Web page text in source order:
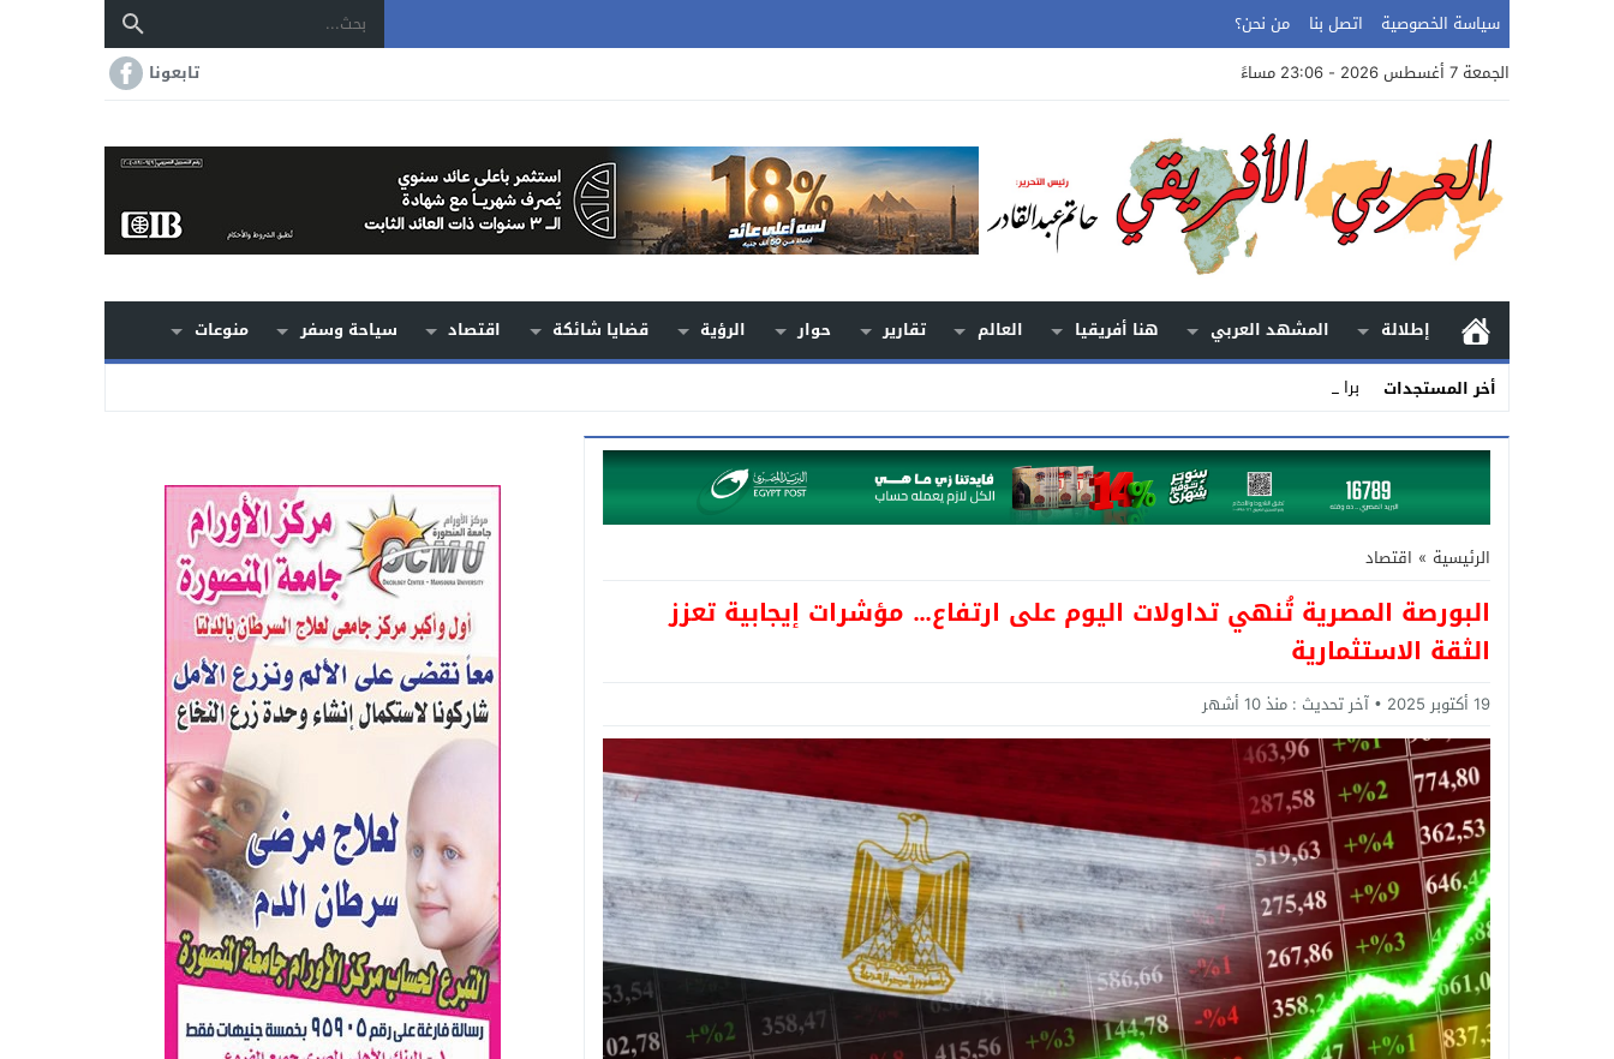
سياسة الخصوصية اتصل بنا
من نحن؟
الجمعة 7 أغسطس 2026 - 23:06 مساءً
تابعونا
إطلالة المشهد العربي هنا أفريقيا العالم تقارير حوار الرؤية قضايا شائكة اقتصاد سياحة وسفر
منوعات
أخر المستجدات
براميل المرف_
Stop
Previous
Next
الرئيسية » اقتصاد
البورصة المصرية تُنهي تداولات اليوم على ارتفاع… مؤشرات إيجابية تعزز
الثقة الاستثمارية
19 أكتوبر 2025 آخر تحديث : منذ 10 أشهر